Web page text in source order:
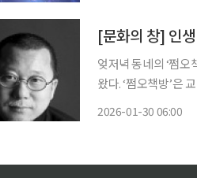
[문화의 창] 인
엊저녁 동네의 ‘쩜오
왔다. ‘쩜오책방’은
2026-01-30 06:00